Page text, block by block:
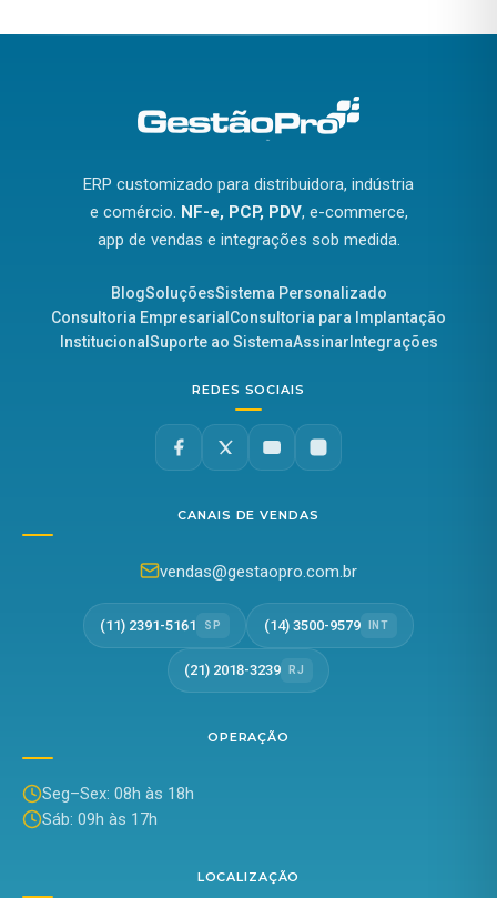
ERP customizado para distribuidora, indústria
e comércio. NF-e, PCP, PDV, e-commerce,
app de vendas e integrações sob medida.
BlogSoluçõesSistema Personalizado
Consultoria Empresarial Consultoria para Implantação
Institucional Suporte ao SistemaAssinar Integrações
REDES SOCIAIS
CANAIS DE VENDAS
vendas@gestaopro.com.br
(11) 2391-5161 SP (14) 3500-9579 INT
(21) 2018-3239 RJ
OPERAÇÃO
Seg–Sex: 08h às 18h
Sáb: 09h às 17h
LOCALIZAÇÃO